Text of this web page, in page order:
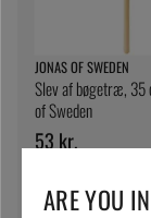
JONAS OF SWEDEN
Slev af bøgetræ, 35
of Sweden
53 kr.
ARE YOU